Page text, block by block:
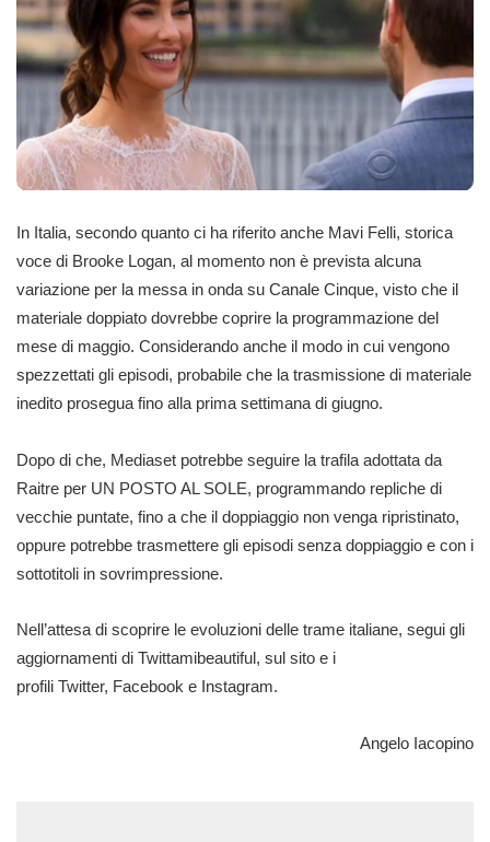
In Italia, secondo quanto ci ha riferito anche Mavi Felli, storica
voce di Brooke Logan, al momento non è prevista alcuna
variazione per la messa in onda su Canale Cinque, visto che il
materiale doppiato dovrebbe coprire la programmazione del
mese di maggio. Considerando anche il modo in cui vengono
spezzettati gli episodi, probabile che la trasmissione di materiale
inedito prosegua fino alla prima settimana di giugno.
Dopo di che, Mediaset potrebbe seguire la trafila adottata da
Raitre per UN POSTO AL SOLE, programmando repliche di
vecchie puntate, fino a che il doppiaggio non venga ripristinato,
oppure potrebbe trasmettere gli episodi senza doppiaggio e con i
sottotitoli in sovrimpressione.
Nell’attesa di scoprire le evoluzioni delle trame italiane, segui gli
aggiornamenti di Twittamibeautiful, sul sito e i
profili Twitter, Facebook e Instagram.
Angelo Iacopino